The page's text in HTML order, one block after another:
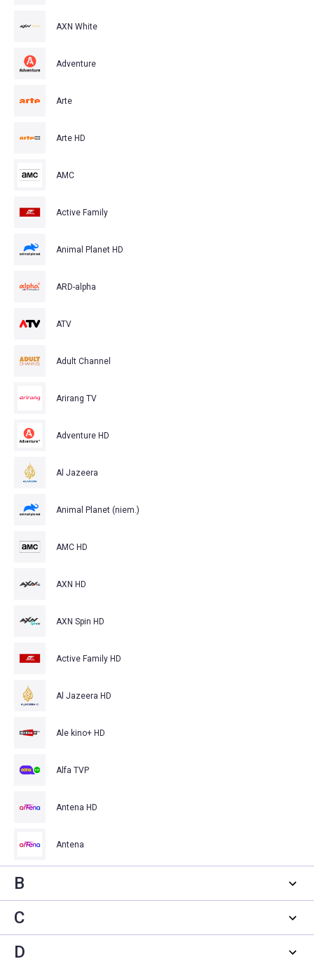
AXN White
Adventure
Arte
Arte HD
AMC
Active Family
Animal Planet HD
ARD-alpha
ATV
Adult Channel
Arirang TV
Adventure HD
Al Jazeera
Animal Planet (niem.)
AMC HD
AXN HD
AXN Spin HD
Active Family HD
Al Jazeera HD
Ale kino+ HD
Alfa TVP
Antena HD
Antena
B
C
D